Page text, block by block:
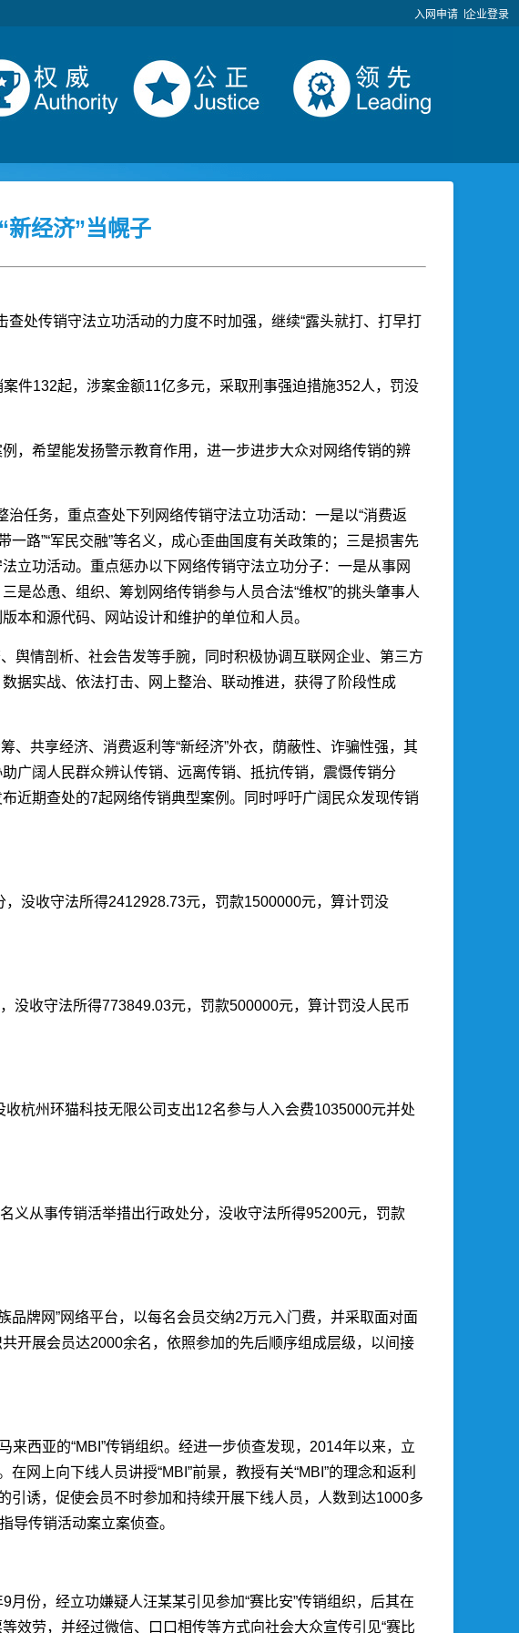
入网申请 企业登录
新经济”当幌子
处传销守法立功活动的力度不时加强，继续“露头就打、打早打
件132起，涉案金额11亿多元，采取刑事强迫措施352人，罚没
，希望能发扬警示教育作用，进一步进步大众对网络传销的辨
任务，重点查处下列网络传销守法立功活动：一是以“消费返
带一路”“军民交融”等名义，成心歪曲国度有关政策的；三是损害先
立功活动。重点惩办以下网络传销守法立功分子：一是从事网
怂恿、组织、筹划网络传销参与人员合法“维权”的挑头肇事人
本和源代码、网站设计和维护的单位和人员。
舆情剖析、社会告发等手腕，同时积极协调互联网企业、第三方
据实战、依法打击、网上整治、联动推进，获得了阶段性成
共享经济、消费返利等“新经济”外衣，荫蔽性、诈骗性强，其
广阔人民群众辨认传销、远离传销、抵抗传销，震慑传销分
近期查处的7起网络传销典型案例。同时呼吁广阔民众发现传销
没收守法所得2412928.73元，罚款1500000元，算计罚没
没收守法所得773849.03元，罚款500000元，算计罚没人民币
杭州环猫科技无限公司支出12名参与人入会费1035000元并处
义从事传销活举措出行政处分，没收守法所得95200元，罚款
牌网”网络平台，以每名会员交纳2万元入门费，并采取面对面
开展会员达2000余名，依照参加的先后顺序组成层级，以间接
西亚的“MBI”传销组织。经进一步侦查发现，2014年以来，立
网上向下线人员讲授“MBI”前景，教授有关“MBI”的理念和返利
引诱，促使会员不时参加和持续开展下线人员，人数到达1000多
导传销活动案立案侦查。
份，经立功嫌疑人汪某某引见参加“赛比安”传销组织，后其在
效劳，并经过微信、口口相传等方式向社会大众宣传引见“赛比